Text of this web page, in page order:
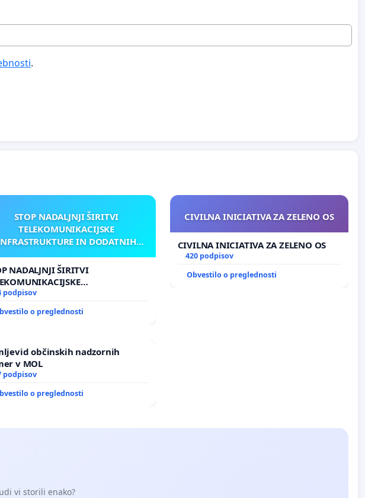
.
STOP NADALJNJI ŠIRITVI
TELEKOMUNIKACIJSKE
IN DODATNIH
NADALJNJI ŠIRITVI
IN DODATNIH
podpisov
o preglednosti
CIVILNA INICIATIVA ZA ZELENO OS
CIVILNA INICIATIVA ZA ZELENO OS
420 podpisov
Obvestilo o preglednosti
občinskih nadzornih
v MOL
podpisov
o preglednosti
vi storili enako?